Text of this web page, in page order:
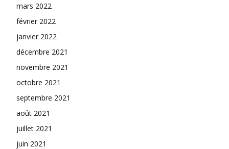
mars 2022
février 2022
janvier 2022
décembre 2021
novembre 2021
octobre 2021
septembre 2021
août 2021
juillet 2021
juin 2021